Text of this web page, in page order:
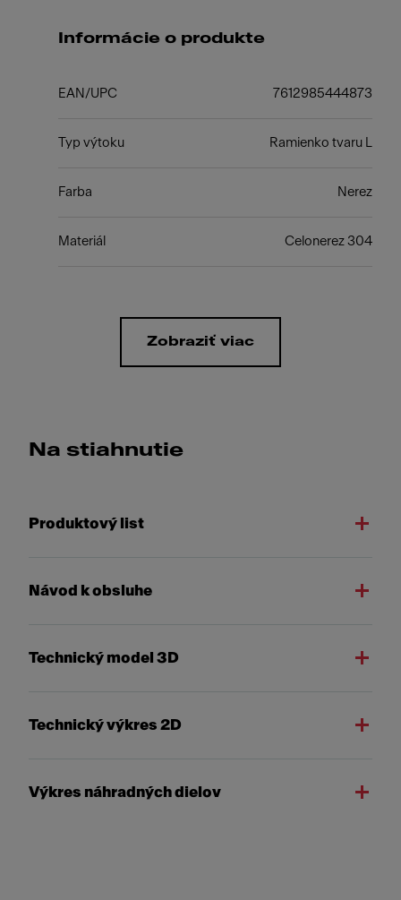
Informácie o produkte
EAN/UPC 7612985444873
Typ výtoku Ramienko tvaru L
Farba Nerez
Materiál Celonerez 304
Zobraziť viac
Na stiahnutie
Produktový list
Návod k obsluhe
Technický model 3D
Technický výkres 2D
Výkres náhradných dielov